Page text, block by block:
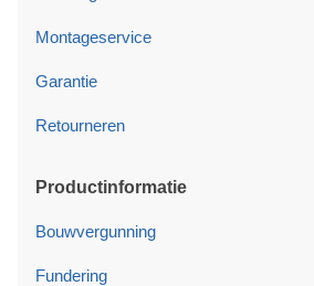
Montageservice
Garantie
Retourneren
Productinformatie
Bouwvergunning
Fundering